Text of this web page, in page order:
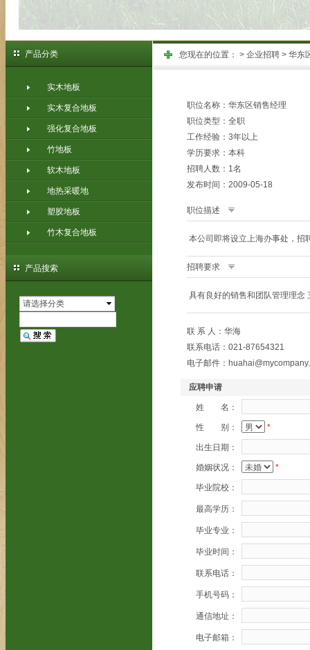
产品搜索
请选择分类
您现在的位置： > 企业招聘 > 华东
产品分类
实木地板
实木复合地板
强化复合地板
竹地板
软木地板
地热采暖地
塑胶地板
竹木复合地板
应聘申请
姓 名：
性 别： *
出生日期：
婚姻状况： *
毕业院校：
最高学历：
毕业专业：
毕业时间：
联系电话：
手机号码：
通信地址：
电子邮箱：
职位名称：华东区销售经理
职位类型：全职
工作经验：3年以上
学历要求：本科
招聘人数：1名
发布时间：2009-05-18
职位描述
本公司即将设立上海办事处，招
招聘要求
具有良好的销售和团队管理理念
联 系 人：华海
联系电话：021-87654321
电子邮件：